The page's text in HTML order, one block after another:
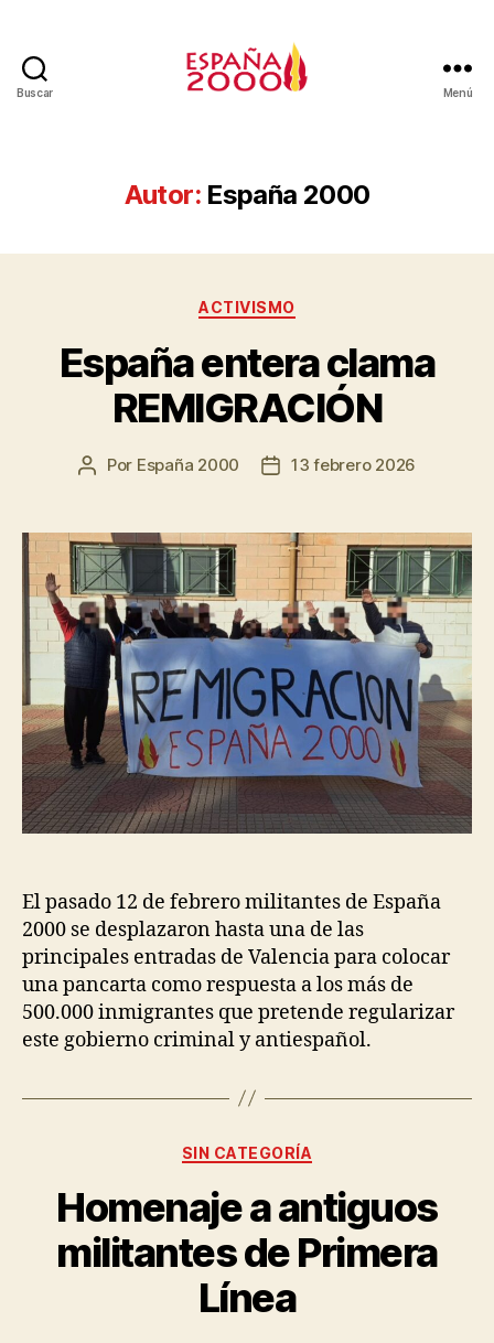
Buscar Menú
Autor: España 2000
ACTIVISMO
España entera clama
REMIGRACIÓN
Por España 2000 13 febrero 2026
El pasado 12 de febrero militantes de España
2000 se desplazaron hasta una de las
principales entradas de Valencia para colocar
una pancarta como respuesta a los más de
500.000 inmigrantes que pretende regularizar
este gobierno criminal y antiespañol.
SIN CATEGORÍA
Homenaje a antiguos
militantes de Primera
Línea